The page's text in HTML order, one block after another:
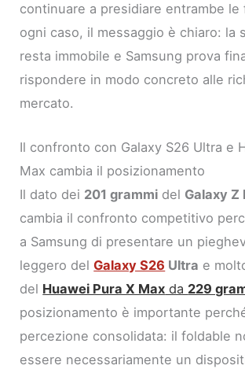
continuare a presidiare entrambe le
ogni caso, il messaggio è chiaro: la
resta immobile e Samsung prova
rispondere in modo concreto alle
mercato.
Il confronto con Galaxy S26 Ultra e
Max cambia il posizionamento
Il dato dei 201 grammi del Galaxy Z
cambia il confronto competitivo
a Samsung di presentare un
leggero delGalaxy S26 Ultra e
del Huawei Pura X Max da 229
posizionamento è importante
percezione consolidata: il foldable
essere necessariamente un